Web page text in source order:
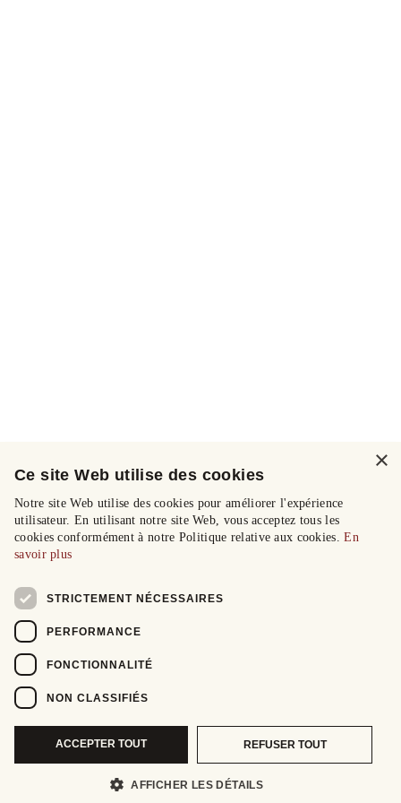
×
Ce site Web utilise des cookies
Notre site Web utilise des cookies pour améliorer l'expérience
utilisateur. En utilisant notre site Web, vous acceptez tous les
cookies conformément à notre Politique relative aux cookies.En
savoir plus
STRICTEMENT NÉCESSAIRES
PERFORMANCE
FONCTIONNALITÉ
NON CLASSIFIÉS
ACCEPTER TOUT REFUSER TOUT
AFFICHER LES DÉTAILS